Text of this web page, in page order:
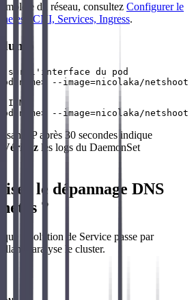
du réseau, consultez Configurer le
: CNI, Services, Ingress.
sur l'interface du pod
name> --image=nicolaka/
sans IP après 30 secondes indique
Vérifiez les logs du DaemonSet
le dépannage DNS
?
résolution de Service passe par
paralyse le cluster.